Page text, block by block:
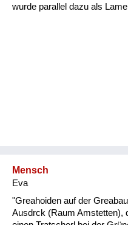
wurde parallel dazu als
Mensch
Eva
"Greahoiden auf der
Ausdrck (Raum Amstetten),